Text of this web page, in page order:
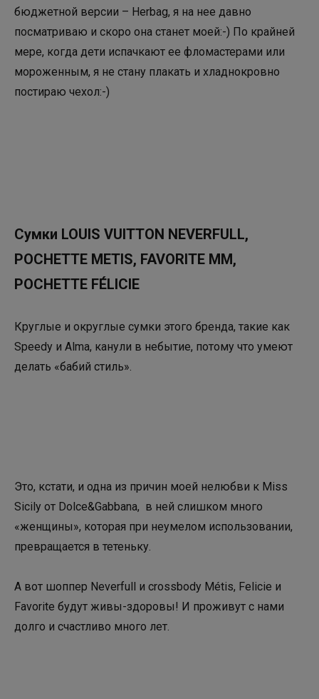
бюджетной версии – Herbag, я на нее давно
посматриваю и скоро она станет моей:-) По крайней
мере, когда дети испачкают ее фломастерами или
мороженным, я не стану плакать и хладнокровно
постираю чехол:-)
Сумки LOUIS VUITTON NEVERFULL,
POCHETTE METIS, FAVORITE MM,
POCHETTE FÉLICIE
Круглые и округлые сумки этого бренда, такие как
Speedy и Alma, канули в небытие, потому что умеют
делать «бабий стиль».
Это, кстати, и одна из причин моей нелюбви к Miss
Sicily от Dolce&Gabbana, в ней слишком много
«женщины», которая при неумелом использовании,
превращается в тетеньку.
А вот шоппер Neverfull и crossbody Métis, Felicie и
Favorite будут живы-здоровы! И проживут с нами
долго и счастливо много лет.